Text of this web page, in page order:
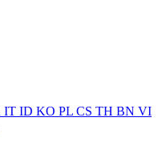
IT ID KO PL CS TH BN VI